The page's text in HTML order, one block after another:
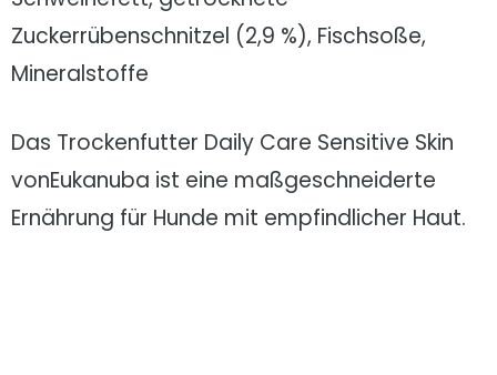
Zuckerrübenschnitzel (2,9 %), Fischsoße,
Mineralstoffe
Das Trockenfutter Daily Care Sensitive Skin
vonEukanuba ist eine maßgeschneiderte
Ernährung für Hunde mit empfindlicher Haut.